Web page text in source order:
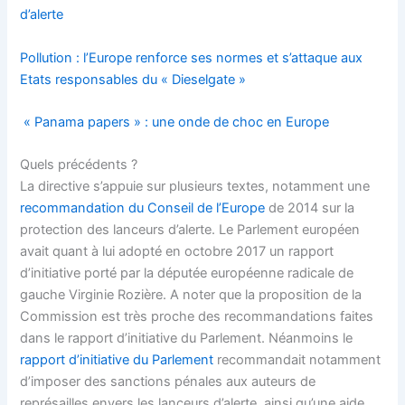
d’alerte
Pollution : l’Europe renforce ses normes et s’attaque aux
Etats responsables du « Dieselgate »
« Panama papers » : une onde de choc en Europe
Quels précédents ?
La directive s’appuie sur plusieurs textes, notamment une
recommandation du Conseil de l’Europe de 2014 sur la
protection des lanceurs d’alerte. Le Parlement européen
avait quant à lui adopté en octobre 2017 un rapport
d’initiative porté par la députée européenne radicale de
gauche Virginie Rozière. A noter que la proposition de la
Commission est très proche des recommandations faites
dans le rapport d’initiative du Parlement. Néanmoins le
rapport d’initiative du Parlement recommandait notamment
d’imposer des sanctions pénales aux auteurs de